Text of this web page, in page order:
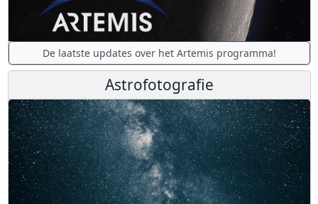
De laatste updates over het Artemis programma!
Astrofotografie